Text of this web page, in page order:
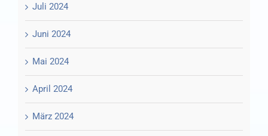
Juli 2024
Juni 2024
Mai 2024
April 2024
März 2024